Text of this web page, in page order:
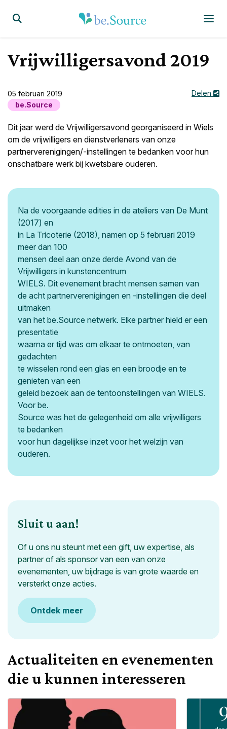
Display the search form
Vrijwilligersavond 2019
Delen
05 februari 2019
be.Source
Dit jaar werd de Vrijwilligersavond georganiseerd in Wiels
om de vrijwilligers en dienstverleners van onze
partnerverenigingen/-instellingen te bedanken voor hun
onschatbare werk bij kwetsbare ouderen.
Na de voorgaande edities in de ateliers van De Munt
(2017) en
in La Tricoterie (2018), namen op 5 februari 2019
meer dan 100
mensen deel aan onze derde Avond van de
Vrijwilligers in kunstencentrum
WIELS. Dit evenement bracht mensen samen van
de acht partnerverenigingen en -instellingen die deel
uitmaken
van het be.Source netwerk. Elke partner hield er een
presentatie
waarna er tijd was om elkaar te ontmoeten, van
gedachten
te wisselen rond een glas en een broodje en te
genieten van een
geleid bezoek aan de tentoonstellingen van WIELS.
Voor be.
Source was het de gelegenheid om alle vrijwilligers
te bedanken
voor hun dagelijkse inzet voor het welzijn van
ouderen.
Sluit u aan!
Of u ons nu steunt met een gift, uw expertise, als
partner of als sponsor van een van onze
evenementen, uw bijdrage is van grote waarde en
versterkt onze acties.
Ontdek meer
Actualiteiten en evenementen
die u kunnen interesseren